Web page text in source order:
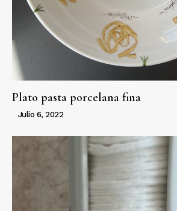
Plato pasta porcelana fina
Julio 6, 2022